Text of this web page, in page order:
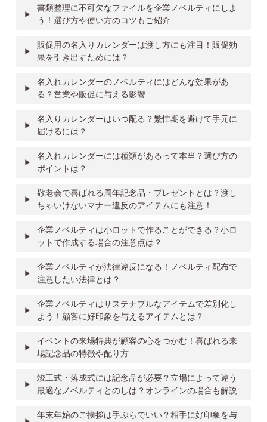
書類整理に不可欠なファイルを企業ノベルティにしよ
う！選び方や使い方のコツもご紹介
販促用の名入りカレンダーは渡し方にも注目！販促効
果を引き出すためには？
名入れカレンダーのノベルティにはどんな効果があ
る？営業や販促に与える影響
名入りカレンダーはいつ配る？繁忙期を避けて手元に
届けるには？
名入れカレンダーには種類があるって本当？選び方の
ポイントは？
敬老会で喜ばれる周年記念品・プレゼントとは？渡し
ちゃいけないマナー違反のアイテムにも注意！
企業ノベルティは小ロットで作ることができる？小ロ
ットで作成する場合の注意点は？
企業ノベルティが法律違反になる！ノベルティ配布で
注意したい法律とは？
企業ノベルティはサステナブルなアイテムで差別化し
よう！顧客に好印象を与えるアイテムとは？
イベントの来場特典が顧客の心をつかむ！喜ばれる来
場記念品の特徴や配り方
竣工式・落成式には記念品が必要？立場によって違う
最適なノベルティとのしは？オンラインの場合も解説
年末年始のご挨拶は手ぶらでいい？相手に好印象を与